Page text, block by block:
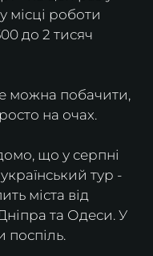
місці роботи
до 2 тисяч
можна побачити,
на очах.
що у серпні
тур -
міста від
та Одеси. У
поспіль.